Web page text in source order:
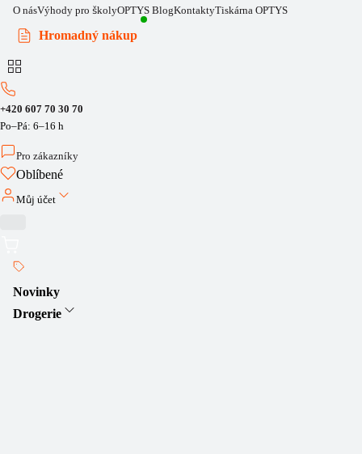
O násVýhody pro školyOPTYS BlogKontaktyTiskárna OPTYS
Hromadný nákup
+420 607 70 30 70
Po–Pá: 6–16 h
Pro zákazníky
Oblíbené
Můj účet
Novinky
Drogerie